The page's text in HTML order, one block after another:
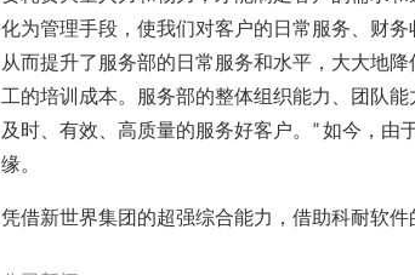
化为管理手段，使我们对客户的日常服务、财
从而提升了服务部的日常服务和水平，大大地
工的培训成本。服务部的整体组织能力、团队
及时、有效、高质量的服务好客户。” 如今，
缘。
凭借新世界集团的超强综合能力，借助科耐软